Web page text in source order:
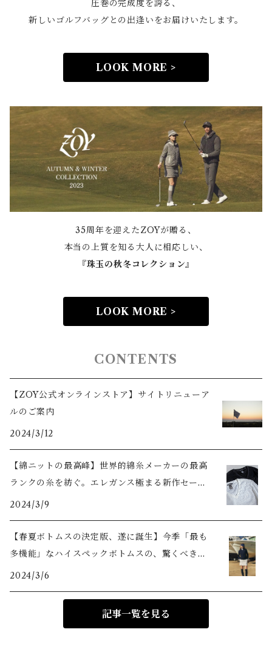
圧巻の完成度を誇る、
新しいゴルフバッグとの出逢いをお届けいたします。
LOOK MORE >
35周年を迎えたZOYが贈る、
本当の上質を知る大人に相応しい、
『珠玉の秋冬コレクション』
LOOK MORE >
CONTENTS
【ZOY公式オンラインストア】サイトリニューア
ルのご案内
2024/3/12
【綿ニットの最高峰】世界的綿糸メーカーの最高
ランクの糸を紡ぐ。エレガンス極まる新作セータ
ーをご紹介
2024/3/9
【春夏ボトムスの決定版、遂に誕生】今季「最も
多機能」なハイスペックボトムスの、驚くべき機
能美とは？
2024/3/6
記事一覧を見る